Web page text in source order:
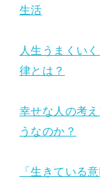
生活
人生うまくい
律とは？
幸せな人の考
うなのか？
「生きている